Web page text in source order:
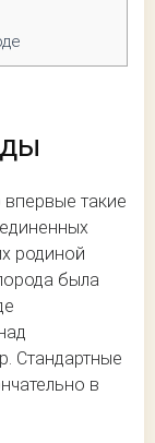
такие
родиной
была
Стандартные
в